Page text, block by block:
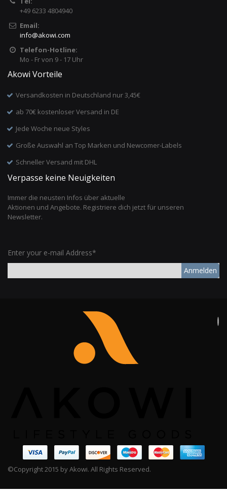
+49 6233 4804940
Email:
info@akowi.com
Telefon-Hotline:
Mo - Fr von 9 - 17 Uhr
Akowi Vorteile
Versandkosten in Deutschland nur 3,45€
ab 70€ kostenloser Versand in DE
Jede Woche neue Styles
Große Auswahl an Top Marken und Newcomer-Labels
Schneller Versand mit DHL
Verpasse keine Neuigkeiten
Immer die neusten Infos über aktuelle
Aktionen und Angebote. Registriere dich jetzt für unseren
Newsletter.
Enter your e-mail Address*
Anmelden
©Copyright 2015 by Akowi. All Rights Reserved.